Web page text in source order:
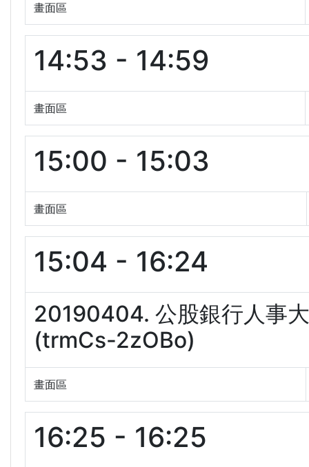
畫面區
14:53 - 14:59
畫面區
15:00 - 15:03
畫面區
15:04 - 16:24
20190404. 公股銀行人事
(trmCs-2zOBo)
畫面區
16:25 - 16:25